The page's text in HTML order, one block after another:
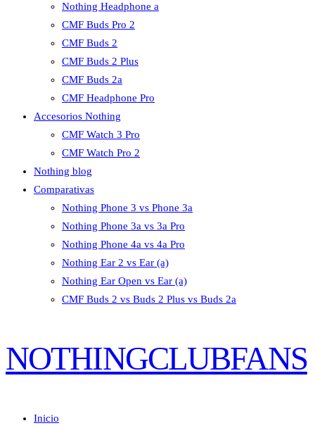
Nothing Headphone a
CMF Buds Pro 2
CMF Buds 2
CMF Buds 2 Plus
CMF Buds 2a
CMF Headphone Pro
Accesorios Nothing
CMF Watch 3 Pro
CMF Watch Pro 2
Nothing blog
Comparativas
Nothing Phone 3 vs Phone 3a
Nothing Phone 3a vs 3a Pro
Nothing Phone 4a vs 4a Pro
Nothing Ear 2 vs Ear (a)
Nothing Ear Open vs Ear (a)
CMF Buds 2 vs Buds 2 Plus vs Buds 2a
NOTHINGCLUBFANS
Inicio